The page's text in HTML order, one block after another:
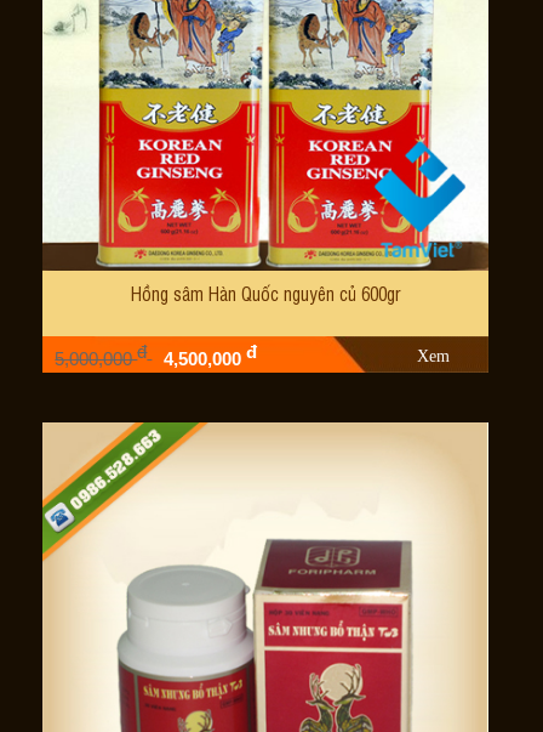
Hồng sâm Hàn Quốc nguyên củ 600gr
5,000,000đ 4,500,000đ Xem